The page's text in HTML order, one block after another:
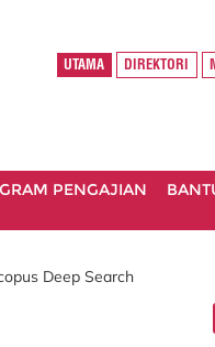
UTAMA DIREKTORI
PENGAJIAN
Deep Search